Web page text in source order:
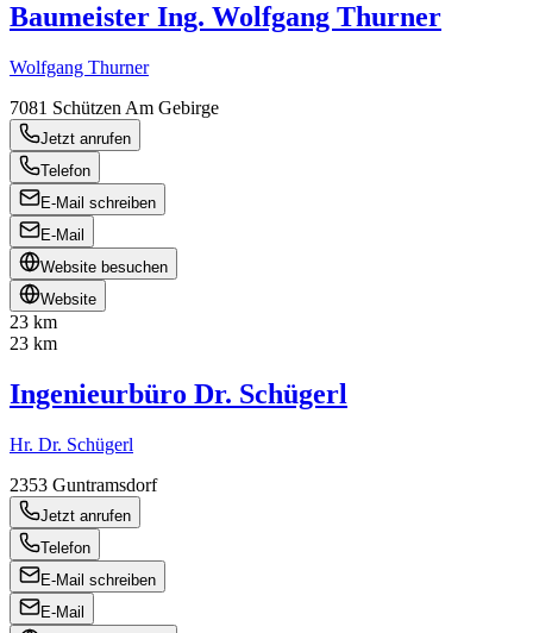
Baumeister Ing. Wolfgang Thurner
Wolfgang Thurner
7081 Schützen Am Gebirge
Jetzt anrufen
Telefon
E-Mail schreiben
E-Mail
Website besuchen
Website
23 km
23 km
Ingenieurbüro Dr. Schügerl
Hr. Dr. Schügerl
2353 Guntramsdorf
Jetzt anrufen
Telefon
E-Mail schreiben
E-Mail